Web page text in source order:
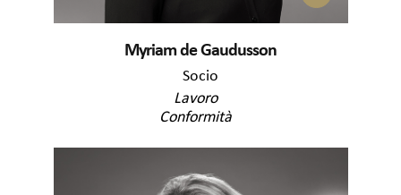
Myriam de Gaudusson
Socio
Lavoro
Conformità